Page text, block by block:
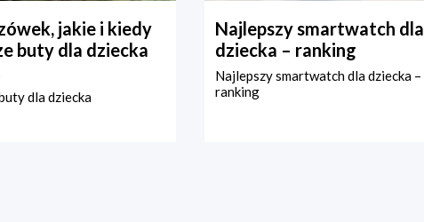
jakie i kiedy
buty dla dziecka
dla dziecka
Najlepszy smartwatch dla
dziecka – ranking
Najlepszy smartwatch dla dziecka –
ranking